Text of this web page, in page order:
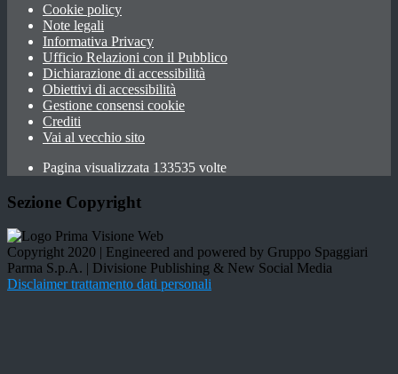
Cookie policy
Note legali
Informativa Privacy
Ufficio Relazioni con il Pubblico
Dichiarazione di accessibilità
Obiettivi di accessibilità
Gestione consensi cookie
Crediti
Vai al vecchio sito
Pagina visualizzata 133535 volte
Sezione Copyright
Copyright 2020 | Engineered and powered by Gruppo Spaggiari
Parma S.p.A. | Divisione Publishing & New Social Media
Disclaimer trattamento dati personali